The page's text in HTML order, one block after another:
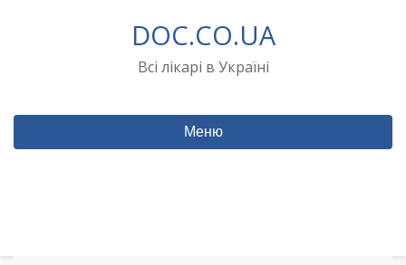
DOC.CO.UA
Всі лікарі в Україні
Меню